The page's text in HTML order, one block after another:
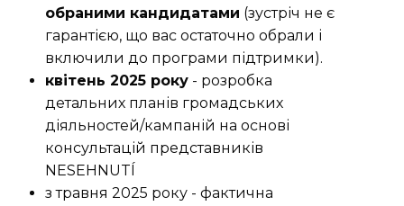
обраними кандидатами (зустріч не є
гарантією, що вас остаточно обрали і
включили до програми підтримки).
квітень 2025 року - розробка
детальних планів громадських
діяльностей/кампаній на основі
консультацій представників
NESEHNUTÍ
з травня 2025 року - фактична